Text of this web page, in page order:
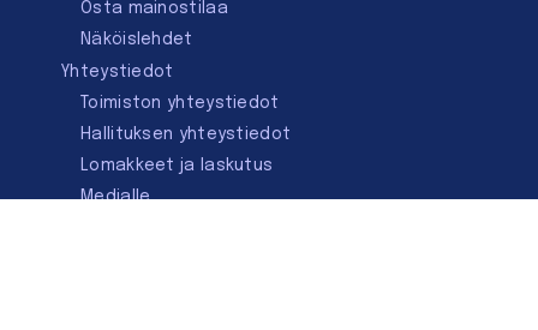
Osta mainostilaa
Näköislehdet
Yhteystiedot
Toimiston yhteystiedot
Hallituksen yhteystiedot
Lomakkeet ja laskutus
Medialle